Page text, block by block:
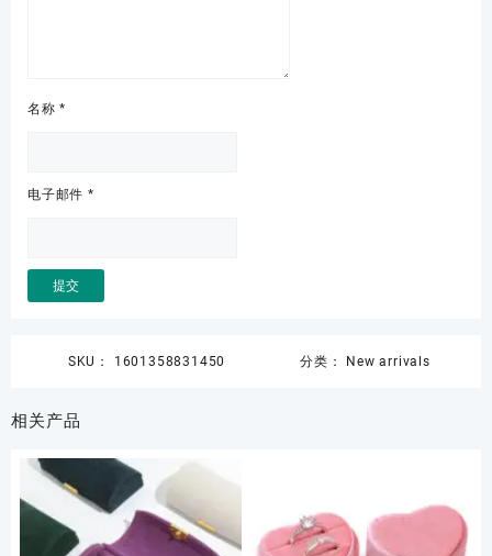
名称*
电子邮件 *
SKU： 1601358831450 分类： New arrivals
相关产品